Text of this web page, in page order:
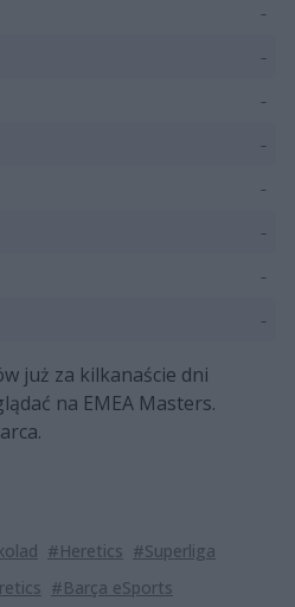
–
–
–
–
–
–
–
–
już za kilkanaście dni
na EMEA Masters.
#Heretics #Superliga
#Barça eSports